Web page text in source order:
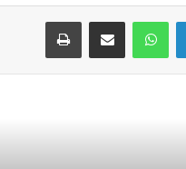
لينكدإن واتساب مشاركة عبر البريد طباعة